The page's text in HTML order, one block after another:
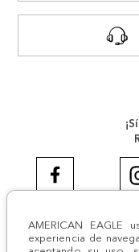
AMERICAN
experiencia de